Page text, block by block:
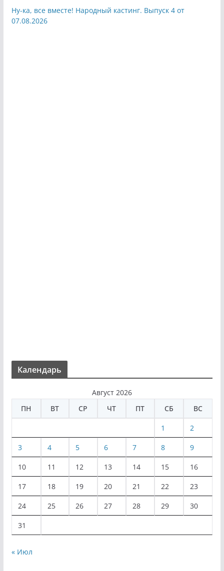
Ну-ка, все вместе! Народный кастинг. Выпуск 4 от
07.08.2026
Календарь
Август 2026
ПН
ВТ СР ЧТ ПТ СБ ВС
1 2
3 4 5 6 7 8 9
10 11 12 13 14 15 16
17 18 19 20 21 22 23
24 25 26 27 28 29 30
31
« Июл